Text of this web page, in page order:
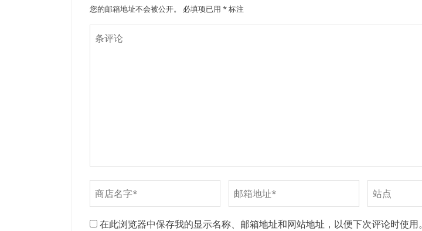
您的邮箱地址不会被公开。 必填项已用 *标注
在此浏览器中保存我的显示名称、邮箱地址和网站地址，以便下次评论时使用。